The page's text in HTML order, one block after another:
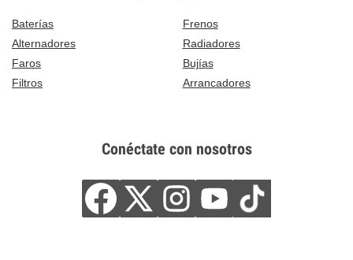
Baterías
Frenos
Alternadores
Radiadores
Faros
Bujías
Filtros
Arrancadores
Conéctate con nosotros